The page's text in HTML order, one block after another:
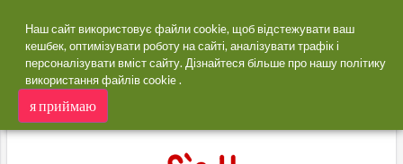
додому Магазини Sunshouse
Sunshouse кешбек
Наш сайт використовує файли cookie, щоб відстежувати ваш
кешбек, оптимізувати роботу на сайті, аналізувати трафік і
персоналізувати вміст сайту. Дізнайтеся більше про нашу політику
використання файлів cookie.
я приймаю